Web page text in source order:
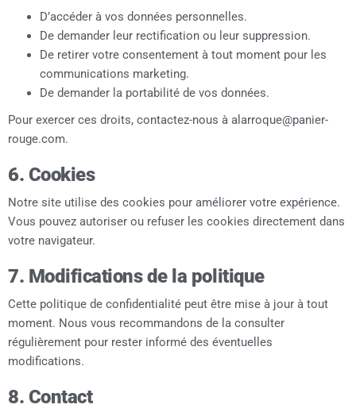
D’accéder à vos données personnelles.
De demander leur rectification ou leur suppression.
De retirer votre consentement à tout moment pour les
communications marketing.
De demander la portabilité de vos données.
Pour exercer ces droits, contactez-nous à alarroque@panier-
rouge.com.
6. Cookies
Notre site utilise des cookies pour améliorer votre expérience.
Vous pouvez autoriser ou refuser les cookies directement dans
votre navigateur.
7. Modifications de la politique
Cette politique de confidentialité peut être mise à jour à tout
moment. Nous vous recommandons de la consulter
régulièrement pour rester informé des éventuelles
modifications.
8. Contact